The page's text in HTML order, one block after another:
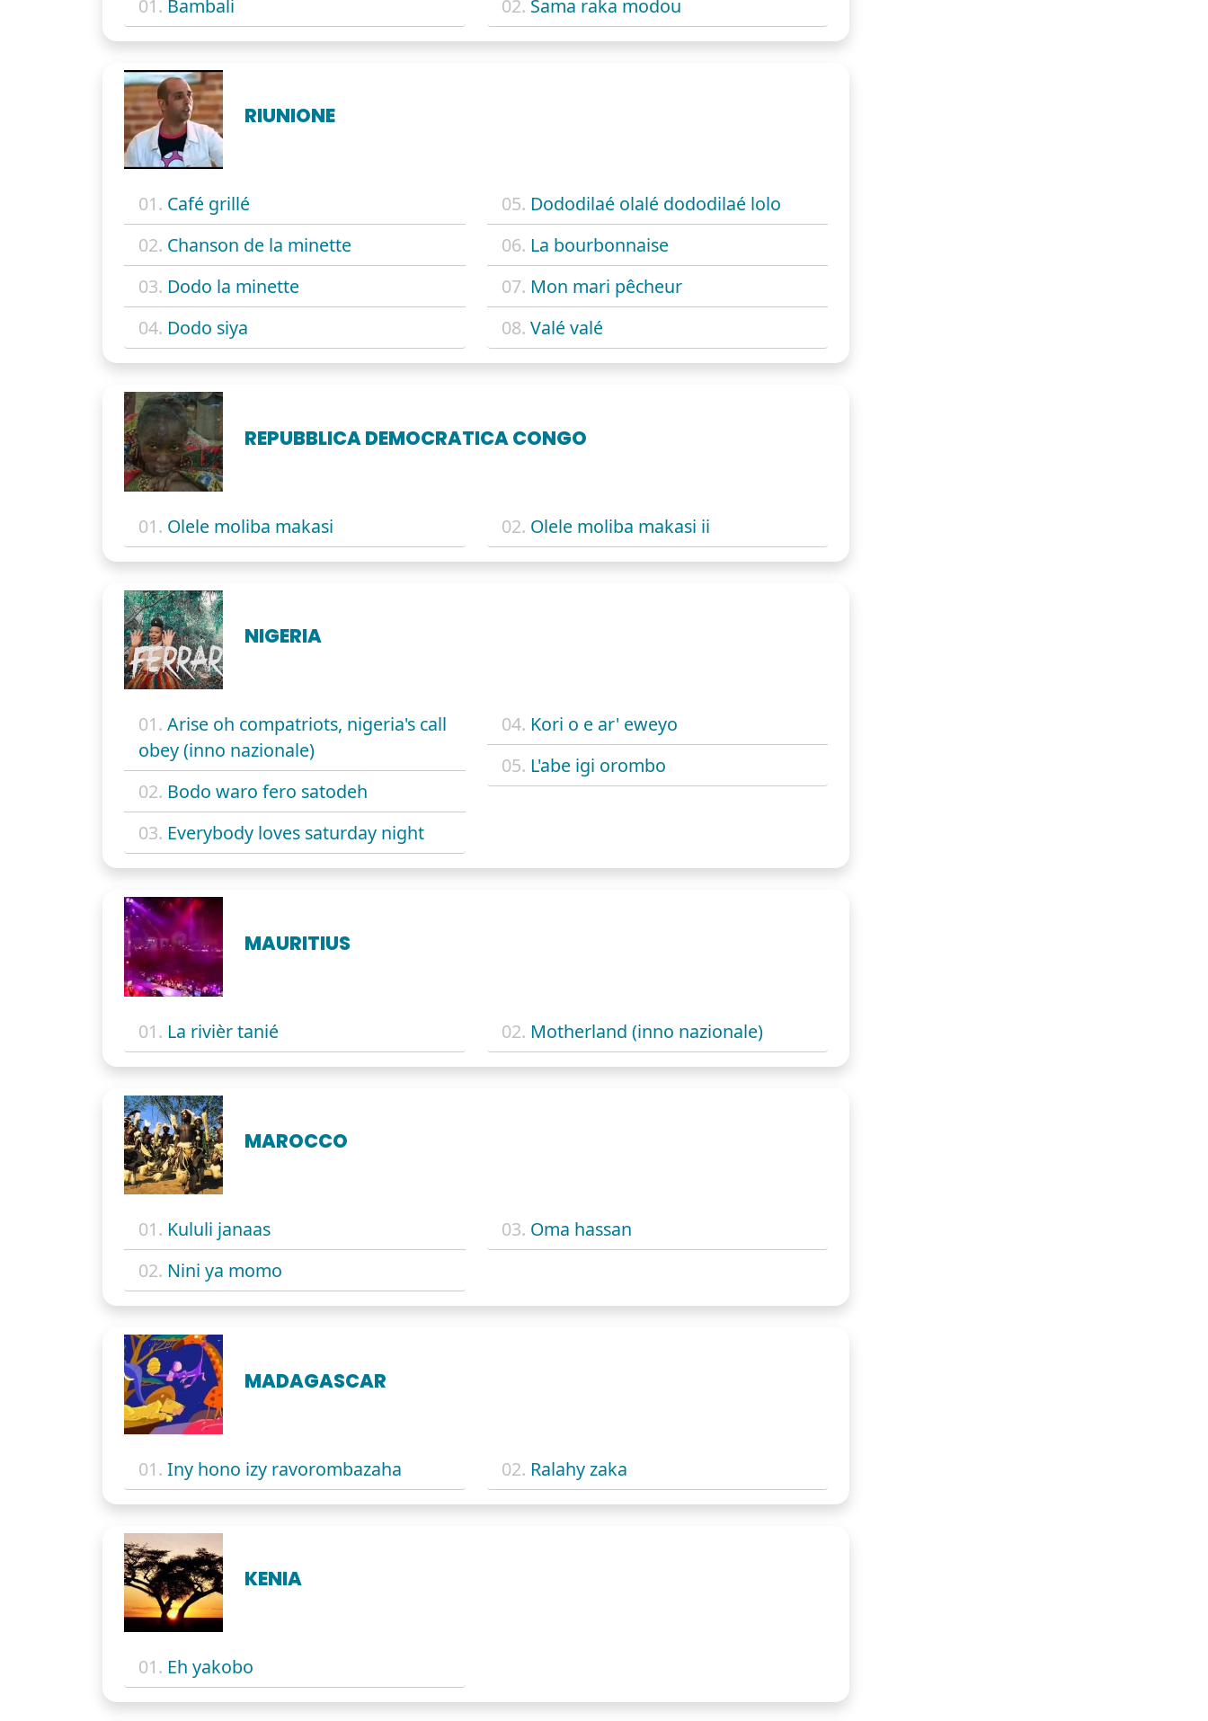
01. Bambali 02. Sama raka modou
RIUNIONE
01. Café grillé
02. Chanson de la minette
03. Dodo la minette
04. Dodo siya
05. Dododilaé olalé dododilaé lolo
06. La bourbonnaise
07. Mon mari pêcheur
08. Valé valé
REPUBBLICA DEMOCRATICA CONGO
01. Olele moliba makasi 02. Olele moliba makasi ii
NIGERIA
01. Arise oh compatriots, nigeria's call
obey (inno nazionale)
02. Bodo waro fero satodeh
03. Everybody loves saturday night
04. Kori o e ar' eweyo
05. L'abe igi orombo
MAURITIUS
01. La rivièr tanié 02. Motherland (inno nazionale)
MAROCCO
01. Kululi janaas
02. Nini ya momo
03. Oma hassan
MADAGASCAR
01. Iny hono izy ravorombazaha 02. Ralahy zaka
KENIA
01. Eh yakobo